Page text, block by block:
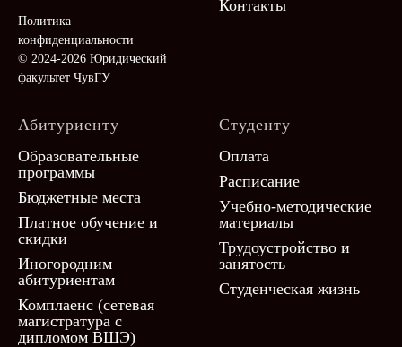
Политика
конфиденциальности
© 2024-2026 Юридический
факультет ЧувГУ
Контакты
Абитуриенту
Образовательные
программы
Бюджетные места
Платное обучение и
скидки
Иногородним
абитуриентам
Комплаенс (сетевая
магистратура с
дипломом ВШЭ)
Студенту
Оплата
Расписание
Учебно-методические
материалы
Трудоустройство и
занятость
Студенческая жизнь